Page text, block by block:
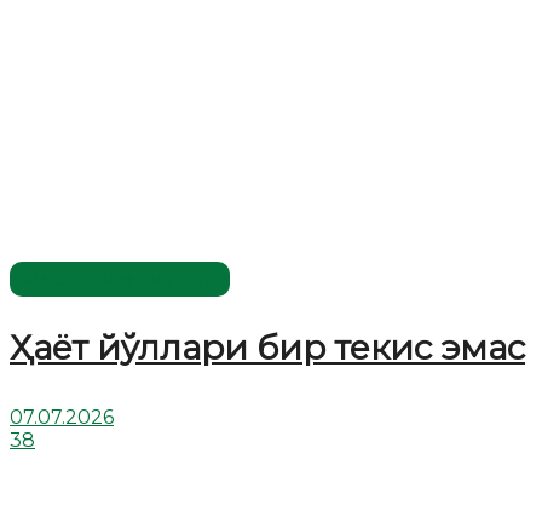
Ҳаёт йўллари бир текис эмас
07.07.2026
38